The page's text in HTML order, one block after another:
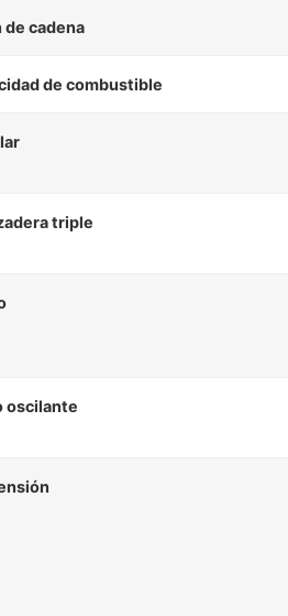
de cadena
de combustible
triple
oscilante